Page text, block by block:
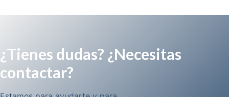
¿Tienes dudas? ¿Necesitas
contactar?